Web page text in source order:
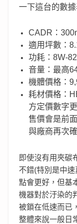
一下這台的數據
CADR：
適用坪數：
功耗：8W-
音量：最高
機體價格：
耗材價格：
方定價數字
售價會是前
與廠商再次
即使沒有用夾碳
不錯(特別是中
點會更好，但基
機器對於汙染的
被鎖在低速而已
整體來說一般日